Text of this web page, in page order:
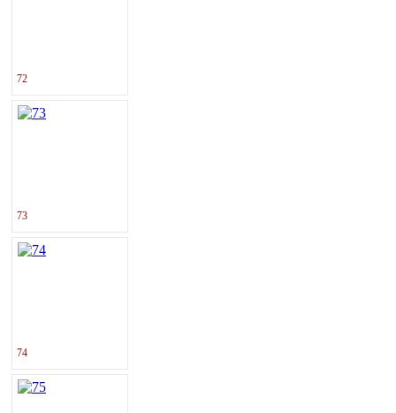
72
73
74